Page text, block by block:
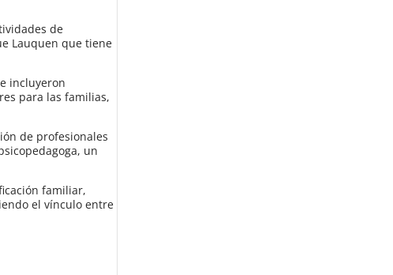
de
Lauquen que tiene
incluyeron
para las familias,
de profesionales
un
familiar,
el vínculo entre